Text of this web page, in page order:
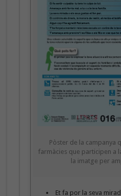
Pòster de la campanya
farmàcies que participen a
la imatge per
Et fa por la seva